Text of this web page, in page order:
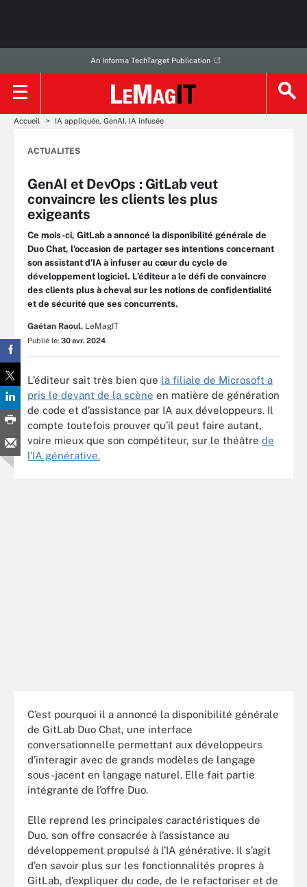
An Informa TechTarget Publication
Accueil IA appliquée, GenAI, IA infusée
ACTUALITES
GenAI et DevOps : GitLab veut
convaincre les clients les plus
exigeants
Ce mois-ci, GitLab a annoncé la disponibilité générale de
Duo Chat, l’occasion de partager ses intentions concernant
son assistant d’IA à infuser au cœur du cycle de
développement logiciel. L’éditeur a le défi de convaincre
des clients plus à cheval sur les notions de confidentialité
et de sécurité que ses concurrents.
Gaétan Raoul, LeMagIT
Publié le: 30 avr. 2024
L’éditeur sait très bien que la filiale de Microsoft a
pris le devant de la scène en matière de génération
de code et d’assistance par IA aux développeurs. Il
compte toutefois prouver qu’il peut faire autant,
voire mieux que son compétiteur, sur le théâtre de
l’IA générative.
C’est pourquoi il a annoncé la disponibilité générale
de GitLab Duo Chat, une interface
conversationnelle permettant aux développeurs
d’interagir avec de grands modèles de langage
sous-jacent en langage naturel. Elle fait partie
intégrante de l’offre Duo.
Elle reprend les principales caractéristiques de
Duo, son offre consacrée à l’assistance au
développement propulsé à l’IA générative. Il s’agit
d’en savoir plus sur les fonctionnalités propres à
GitLab, d’expliquer du code, de le refactoriser et de